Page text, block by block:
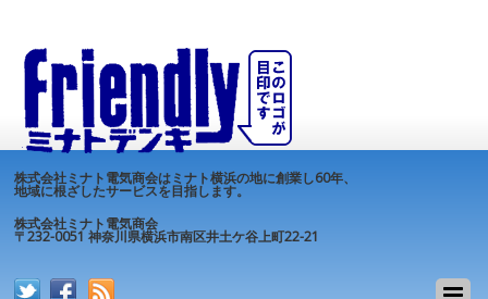
株式会社ミナト電気商会はミナト横浜の地に創業し60年、
地域に根ざしたサービスを目指します。
株式会社ミナト電気商会
〒232-0051 神奈川県横浜市南区井土ケ谷上町22-21